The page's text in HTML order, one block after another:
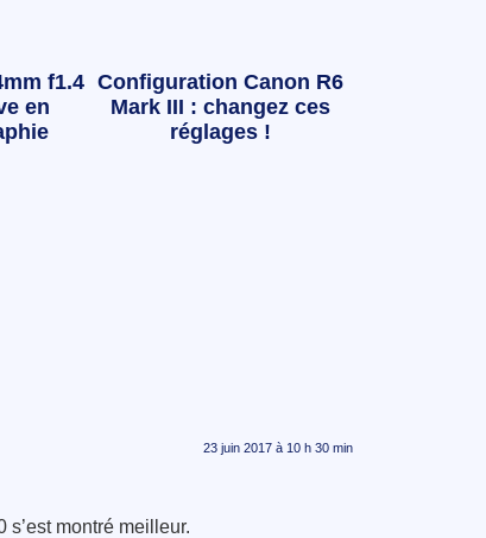
f1.4
en
Configuration Canon R6
Mark III : changez ces
réglages !
23 juin 2017 à 10 h 30 min
s’est montré meilleur.